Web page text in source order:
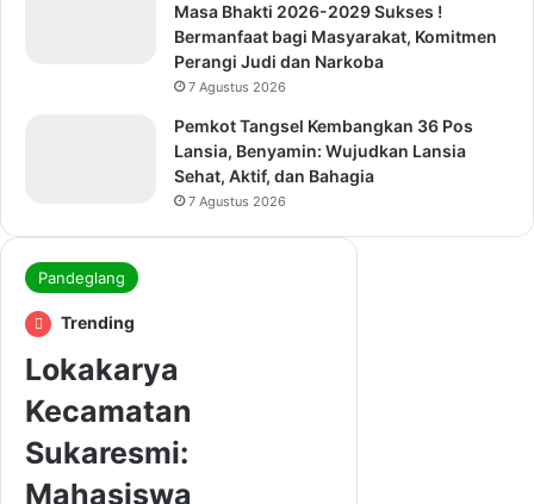
Masa Bhakti 2026-2029 Sukses !
Bermanfaat bagi Masyarakat, Komitmen
Perangi Judi dan Narkoba
7 Agustus 2026
Pemkot Tangsel Kembangkan 36 Pos
Lansia, Benyamin: Wujudkan Lansia
Sehat, Aktif, dan Bahagia
7 Agustus 2026